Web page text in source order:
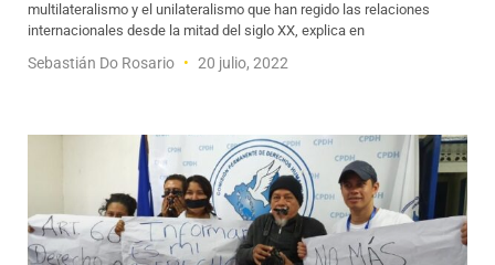
multilateralismo y el unilateralismo que han regido las relaciones
internacionales desde la mitad del siglo XX, explica en
Sebastián Do Rosario 20 julio, 2022